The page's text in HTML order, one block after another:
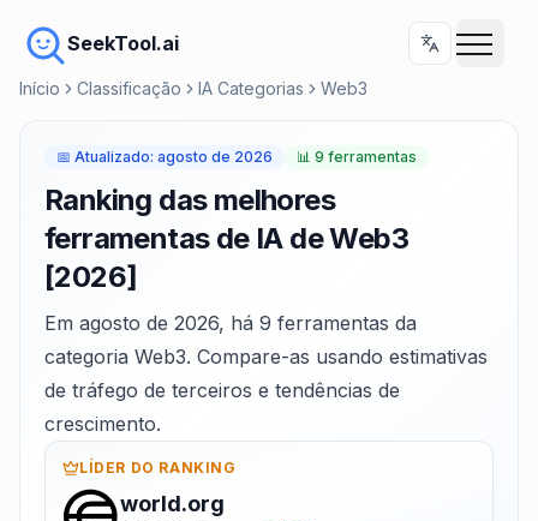
SeekTool.ai
Início Classificação IA Categorias Web3
📅 Atualizado: agosto de 2026 📊 9 ferramentas
Ranking das melhores
ferramentas de IA de Web3
[2026]
Em agosto de 2026, há 9 ferramentas da
categoria Web3. Compare-as usando estimativas
de tráfego de terceiros e tendências de
crescimento.
LÍDER DO RANKING
world.org